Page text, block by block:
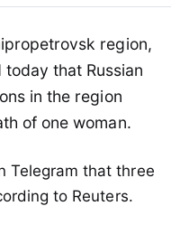
region,
that Russian
in the region
of one woman.
Telegram that three
to Reuters.